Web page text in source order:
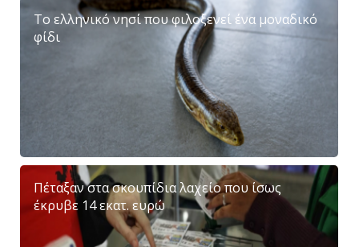
Το ελληνικό νησί που φιλοξενεί ένα μοναδικό
φίδι
Πέταξαν στα σκουπίδια λαχείο που ίσως
έκρυβε 14 εκατ. ευρώ